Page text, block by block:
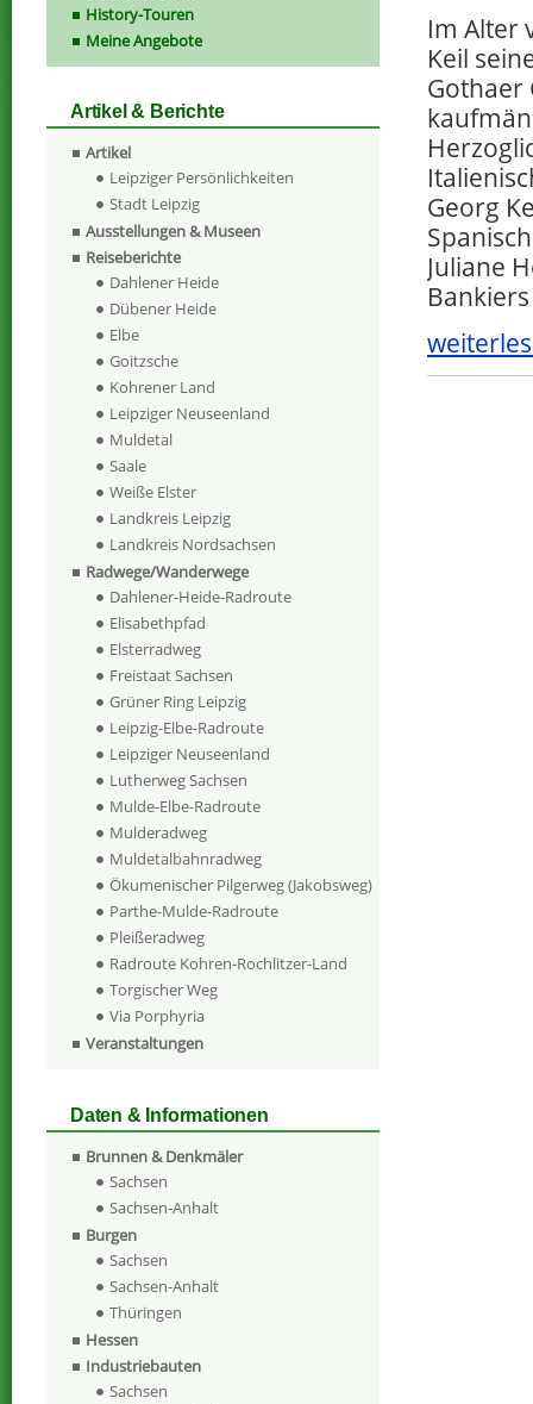
Im Alter
Keil
Gothaer
Georg
Juliane
History-Touren
Meine Angebote
Artikel & Berichte
Artikel
Leipziger Persönlichkeiten
Stadt Leipzig
Ausstellungen & Museen
Reiseberichte
Dahlener Heide
Dübener Heide
Elbe
Goitzsche
Kohrener Land
Leipziger Neuseenland
Muldetal
Saale
Weiße Elster
Landkreis Leipzig
Landkreis Nordsachsen
Radwege/Wanderwege
Dahlener-Heide-Radroute
Elisabethpfad
Elsterradweg
Freistaat Sachsen
Grüner Ring Leipzig
Leipzig-Elbe-Radroute
Leipziger Neuseenland
Lutherweg Sachsen
Mulde-Elbe-Radroute
Mulderadweg
Muldetalbahnradweg
Ökumenischer Pilgerweg (Jakobsweg)
Parthe-Mulde-Radroute
Pleißeradweg
Radroute Kohren-Rochlitzer-Land
Torgischer Weg
Via Porphyria
Veranstaltungen
Daten & Informationen
Brunnen & Denkmäler
Sachsen
Sachsen-Anhalt
Burgen
Sachsen
Sachsen-Anhalt
Thüringen
Hessen
Industriebauten
Sachsen